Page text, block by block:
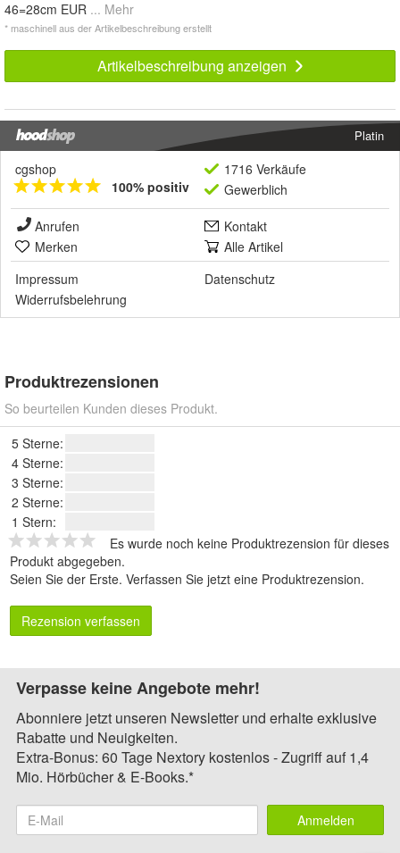
46=28cm EUR ... Mehr
* maschinell aus der Artikelbeschreibung erstellt
Artikelbeschreibung anzeigen
Platin
cgshop
100% positiv
1716 Verkäufe
Gewerblich
Anrufen
Kontakt
Merken
Alle Artikel
Impressum
Datenschutz
Widerrufsbelehrung
Produktrezensionen
So beurteilen Kunden dieses Produkt.
5 Sterne:
4 Sterne:
3 Sterne:
2 Sterne:
1 Stern:
Es wurde noch keine Produktrezension für dieses
Produkt abgegeben.
Seien Sie der Erste. Verfassen Sie jetzt eine Produktrezension.
Rezension verfassen
Verpasse keine Angebote mehr!
Abonniere jetzt unseren Newsletter und erhalte exklusive
Rabatte und Neuigkeiten.
Extra-Bonus: 60 Tage Nextory kostenlos - Zugriff auf 1,4
Mio. Hörbücher & E-Books.*
Anmelden